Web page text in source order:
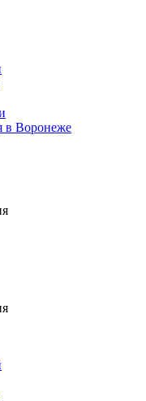
в Воронеже